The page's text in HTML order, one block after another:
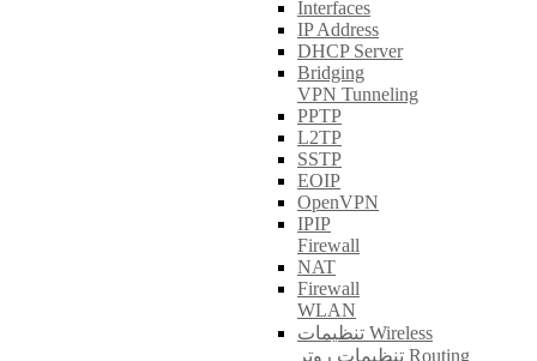
Interfaces
IP Address
DHCP Server
Bridging
VPN Tunneling
PPTP
L2TP
SSTP
EOIP
OpenVPN
IPIP
Firewall
NAT
Firewall
WLAN
تنظیمات Wireless
تنظیمات روتر Routing